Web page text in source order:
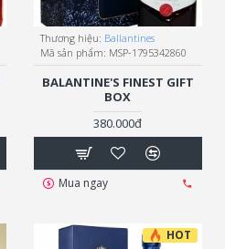
Thương hiệu: Ballantines
Mã sản phẩm: MSP-1795342860
BALANTINE'S FINEST GIFT
BOX
380.000đ
Mua ngay
HOT